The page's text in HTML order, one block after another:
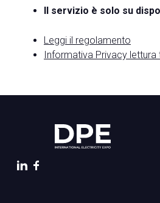
Il servizio è solo su
Leggi il regolamento
Informativa Privacy lettura